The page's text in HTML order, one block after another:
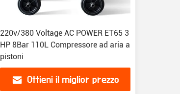
220v/380 Voltage AC POWER ET65 3
HP 8Bar 110L Compressore ad aria a
pistoni
Ottieni il miglior prezzo